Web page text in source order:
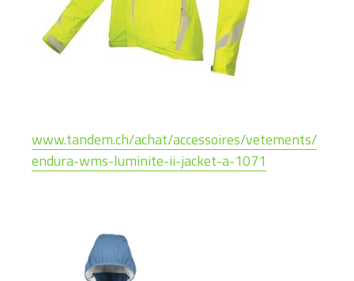
www.tandem.ch/achat/accessoires/vetements/
endura-wms-luminite-ii-jacket-a-1071